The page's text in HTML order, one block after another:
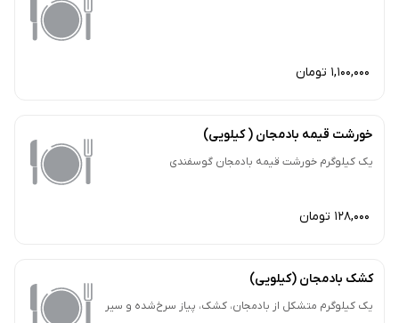
1,100,000 تومان
خورشت قیمه بادمجان ( کیلویی)
یک کیلوگرم خورشت قیمه بادمجان گوسفندی
128,000 تومان
کشک بادمجان (کیلویی)
یک کیلوگرم متشکل از بادمجان، کشک، پیاز سرخ‌شده و سیر